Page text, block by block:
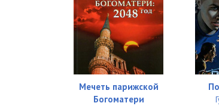
Мечеть парижской
Богоматери